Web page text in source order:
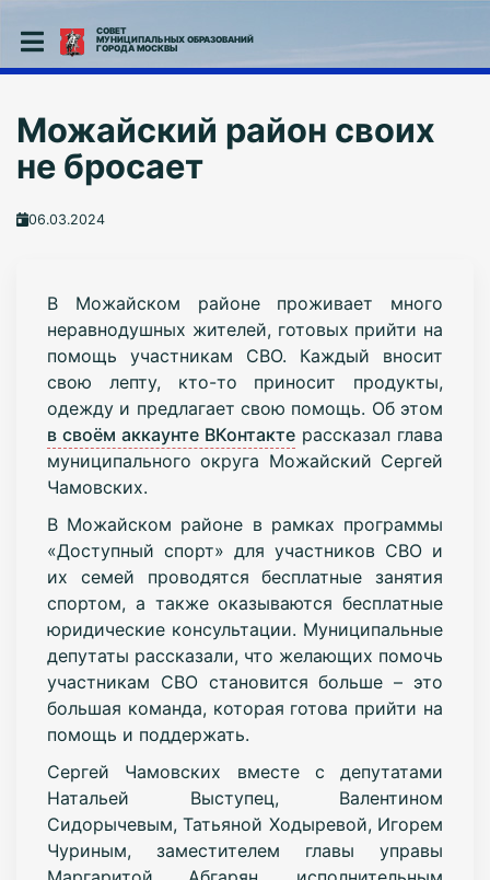
СОВЕТ
МУНИЦИПАЛЬНЫХ ОБРАЗОВАНИЙ
ГОРОДА МОСКВЫ
Можайский район своих
не бросает
06.03.2024
В Можайском районе проживает много
неравнодушных жителей, готовых прийти на
помощь участникам СВО. Каждый вносит
свою лепту, кто-то приносит продукты,
одежду и предлагает свою помощь. Об этом
в своём аккаунте ВКонтакте рассказал глава
муниципального округа Можайский Сергей
Чамовских.
В Можайском районе в рамках программы
«Доступный спорт» для участников СВО и
их семей проводятся бесплатные занятия
спортом, а также оказываются бесплатные
юридические консультации. Муниципальные
депутаты рассказали, что желающих помочь
участникам СВО становится больше – это
большая команда, которая готова прийти на
помощь и поддержать.
Сергей Чамовских вместе с депутатами
Натальей Выступец, Валентином
Сидорычевым, Татьяной Ходыревой, Игорем
Чуриным, заместителем главы управы